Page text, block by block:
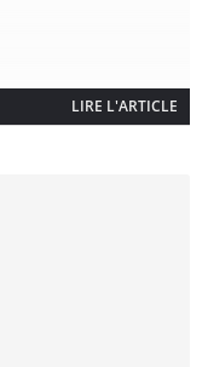
LIRE L'ARTICLE